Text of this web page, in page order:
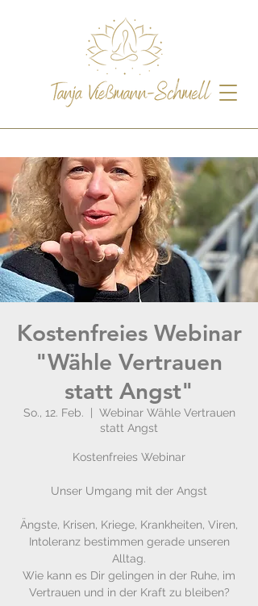
Kostenfreies Webinar
"Wähle Vertrauen
statt Angst"
So., 12. Feb.
Webinar Wähle Vertrauen
statt Angst
Kostenfreies Webinar
Unser Umgang mit der Angst
Ängste, Krisen, Kriege, Krankheiten, Viren,
Intoleranz bestimmen gerade unseren
Alltag.
Wie kann es Dir gelingen in der Ruhe, im
Vertrauen und in der Kraft zu bleiben?